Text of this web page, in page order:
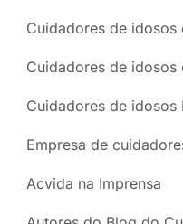
Cuidadores de idosos
Cuidadores de idosos
Cuidadores de idosos
Empresa de
Acvida na Imprensa